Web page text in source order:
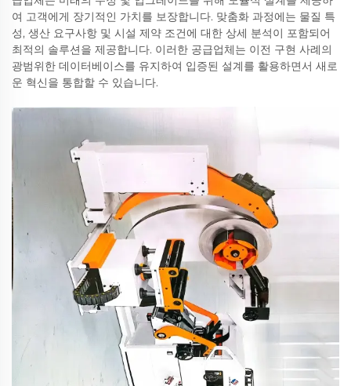
여 고객에게 장기적인 가치를 보장합니다. 맞춤화 과정에는 물질 특
성, 생산 요구사항 및 시설 제약 조건에 대한 상세 분석이 포함되어
최적의 솔루션을 제공합니다. 이러한 공급업체는 이전 구현 사례의
광범위한 데이터베이스를 유지하여 입증된 설계를 활용하면서 새로
운 혁신을 통합할 수 있습니다.